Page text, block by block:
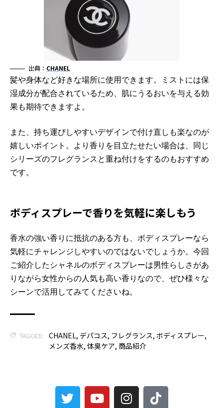
出典： CHANEL
髪や身体など好きな場所に使用できます。ミストには保
湿成分が配合されているため、肌にうるおいを与える効
果も期待できますよ。
また、持ち運びしやすいデザインで付け直しも楽なのが
嬉しいポイント。より香りを目立たせたい場合は、同じ
シリーズのフレグランスと重ね付けをするのもおすすめ
です。
ボディスプレーで香りを気軽に楽しもう
香水の強い香りに抵抗のある方も、ボディスプレーなら
気軽にチャレンジしやすいのではないでしょうか。今回
ご紹介したシャネルのボディスプレーは男性らしさがあ
りながら女性からの人気も高い香りなので、ぜひ様々な
シーンで活用してみてくださいね。
TAGGED: CHANEL, デパコス, フレグランス, ボディスプレー,
メンズ香水, 体臭ケア, 商品紹介